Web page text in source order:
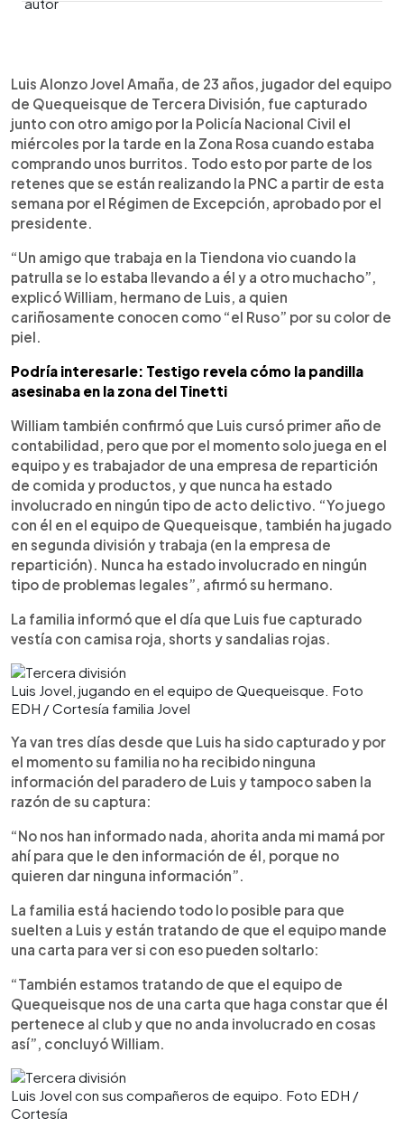
Escuchar artículo
Luis Alonzo Jovel Amaña, de 23 años, jugador del equipo
de Quequeisque de Tercera División, fue capturado
junto con otro amigo por la Policía Nacional Civil el
miércoles por la tarde en la Zona Rosa cuando estaba
comprando unos burritos. Todo esto por parte de los
retenes que se están realizando la PNC a partir de esta
semana por el Régimen de Excepción, aprobado por el
presidente.
“Un amigo que trabaja en la Tiendona vio cuando la
patrulla se lo estaba llevando a él y a otro muchacho”,
explicó William, hermano de Luis, a quien
cariñosamente conocen como “el Ruso” por su color de
piel.
Podría interesarle: Testigo revela cómo la pandilla
asesinaba en la zona del Tinetti
William también confirmó que Luis cursó primer año de
contabilidad, pero que por el momento solo juega en el
equipo y es trabajador de una empresa de repartición
de comida y productos, y que nunca ha estado
involucrado en ningún tipo de acto delictivo. “Yo juego
con él en el equipo de Quequeisque, también ha jugado
en segunda división y trabaja (en la empresa de
repartición). Nunca ha estado involucrado en ningún
tipo de problemas legales”, afirmó su hermano.
La familia informó que el día que Luis fue capturado
vestía con camisa roja, shorts y sandalias rojas.
Luis Jovel, jugando en el equipo de Quequeisque. Foto
EDH / Cortesía familia Jovel
Ya van tres días desde que Luis ha sido capturado y por
el momento su familia no ha recibido ninguna
información del paradero de Luis y tampoco saben la
razón de su captura:
“No nos han informado nada, ahorita anda mi mamá por
ahí para que le den información de él, porque no
quieren dar ninguna información”.
La familia está haciendo todo lo posible para que
suelten a Luis y están tratando de que el equipo mande
una carta para ver si con eso pueden soltarlo:
“También estamos tratando de que el equipo de
Quequeisque nos de una carta que haga constar que él
pertenece al club y que no anda involucrado en cosas
así”, concluyó William.
Luis Jovel con sus compañeros de equipo. Foto EDH /
Cortesía